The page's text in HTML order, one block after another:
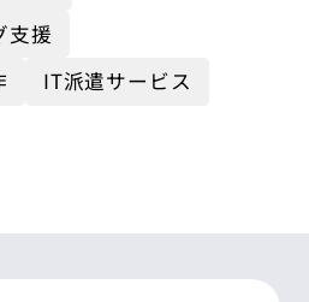
支援
IT派遣サービス